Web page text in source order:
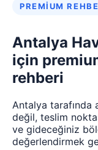
PREMIUM
Antalya
için
rehberi
Antalya tarafında
değil, teslim
ve gideceğiniz
değerlendirmek